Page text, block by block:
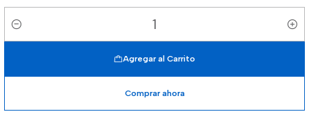
Cantidad
Agregar al Carrito
Comprar ahora